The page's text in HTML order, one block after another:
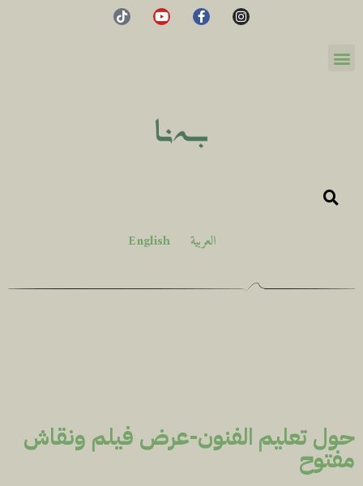
العربية English
حول تعليم الفنون-عرض فيلم ونقاش
مفتوح